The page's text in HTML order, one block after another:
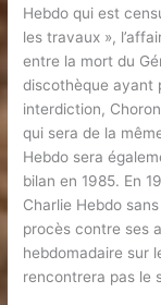
Hebdo qui est
les travaux »,
entre la mort du
discothèque ayant
interdiction,
qui sera de la
Hebdo sera
bilan en 1985. En
Charlie Hebdo
procès contre ses
hebdomadaire sur
rencontrera pas le